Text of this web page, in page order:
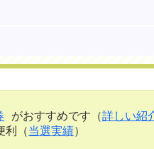
がおすすめです（詳しい紹
利（当選実績）